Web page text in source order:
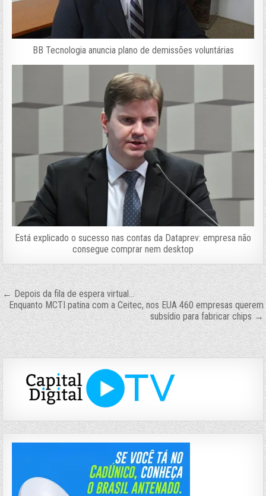
BB Tecnologia anuncia plano de demissões voluntárias
Está explicado o sucesso nas contas da Dataprev: empresa não
consegue comprar nem desktop
Navegação
de
Post
← Depois da fila de espera virtual…
Enquanto MCTI patina com a Ceitec, nos EUA 460 empresas querem
subsídio para fabricar chips →